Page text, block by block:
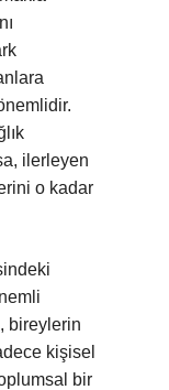
ilerleyen
o kadar
bireylerin
kişisel
bir